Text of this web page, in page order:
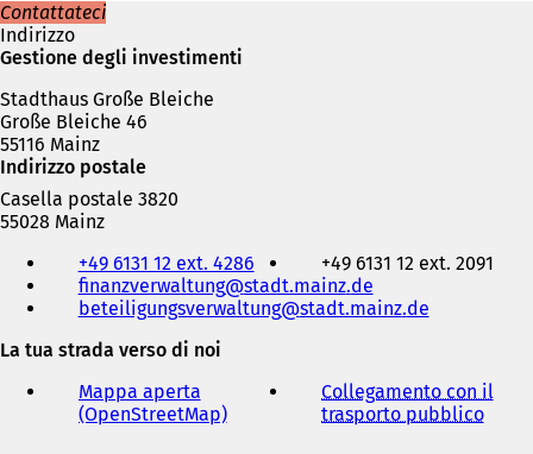
Contattateci
Indirizzo
Gestione degli investimenti
Stadthaus Große Bleiche
Große Bleiche 46
55116 Mainz
Indirizzo postale
Casella postale 3820
55028 Mainz
indirizzo
mail
+49 6131 12 ext. 4286
+49 6131 12 ext. 2091
finanzverwaltung
stadt.mainz de
beteiligungsverwaltung
stadt.mainz de
La tua strada verso di noi
Mappa aperta
(OpenStreetMap)(
Collegamento con il
trasporto pubblico(